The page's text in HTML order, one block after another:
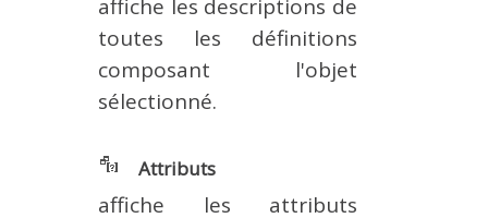
affiche les descriptions de
toutes les définitions
composant l'objet
sélectionné.
Attributs
affiche les attributs